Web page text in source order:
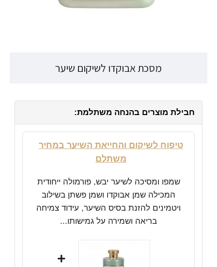
מסכת אבוקדו לשיקום שיער
חבילת מוצרים בהנחה משתלמת:
טיפוח לשיקום והחייאת השיער במחיר
משתלם
שמפו ומסיכה לשיער יבש, פורמולה ייחודית
המכילה שמן אבוקדו ושמן פשתן בשילוב
ויטמינים להזנת בסיס השיער, עידוד צמיחה
בריאה ושמירה על גמישותו...
+